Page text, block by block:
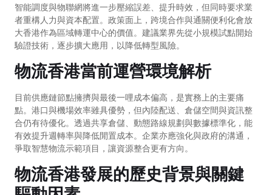
智能調度與物聯網將進一步壓縮誤差、提升時效，但同時要求業
者重構人力與資本配置。政策面上，跨境合作與通關便利化會放
大香港作為區域轉運中心的價值。建議業界先從小規模試點開始
驗證技術，逐步擴大應用，以降低轉型風險。
物流香港當前運營環境解析
目前供應鏈節點擁擠與最後一哩成本偏高，是實務上的主要痛
點。港口與機場效率雖具優勢，但內陸配送、倉儲空間與資訊整
合仍有待優化。透過共享倉儲、動態路線規劃與數據標準化，能
有效提升週轉率與降低閒置成本。企業亦應強化與政府的溝通，
爭取智慧物流示範項目，讓資源整合更有方向。
物流香港發展的歷史背景與關鍵